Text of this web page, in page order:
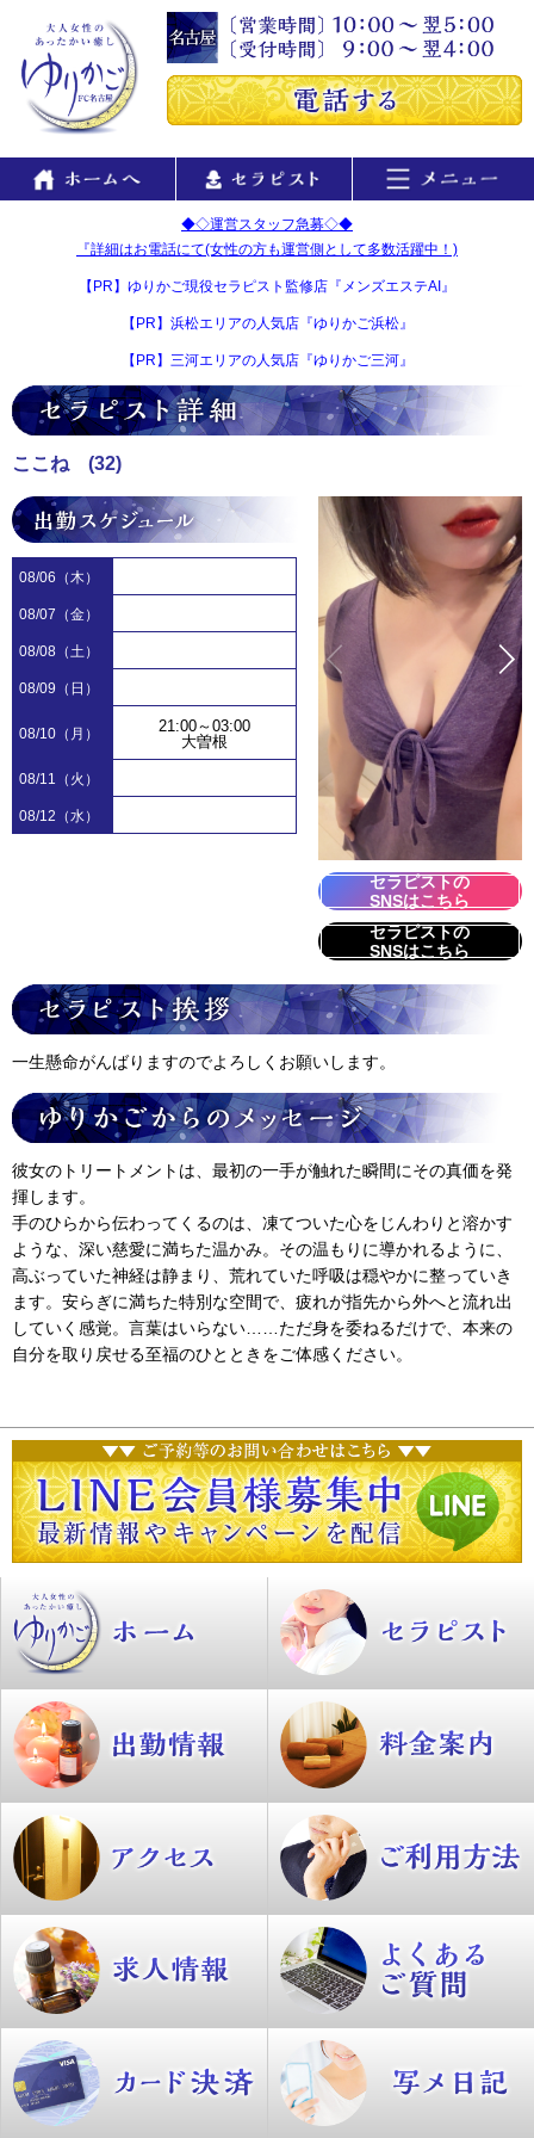
◆◇運営スタッフ急募◇◆
『詳細はお電話にて(女性の方も運営側として多数活躍中！)
【PR】ゆりかご現役セラピスト監修店『メンズエステAI』
【PR】浜松エリアの人気店『ゆりかご浜松』
【PR】三河エリアの人気店『ゆりかご三河』
ここね (32)
08/06（木）
08/07（金）
08/08（土）
08/09（日）
08/10（月）
21:00～03:00
大曽根
08/11（火）
08/12（水）
セラピストの
SNSはこちら
セラピストの
SNSはこちら
一生懸命がんばりますのでよろしくお願いします。
彼女のトリートメントは、最初の一手が触れた瞬間にその真価を発
揮します。
手のひらから伝わってくるのは、凍てついた心をじんわりと溶かす
ような、深い慈愛に満ちた温かみ。その温もりに導かれるように、
高ぶっていた神経は静まり、荒れていた呼吸は穏やかに整っていき
ます。安らぎに満ちた特別な空間で、疲れが指先から外へと流れ出
していく感覚。言葉はいらない……ただ身を委ねるだけで、本来の
自分を取り戻せる至福のひとときをご体感ください。